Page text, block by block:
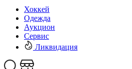
Хоккей
Одежда
Аукцион
Сервис
Ликвидация